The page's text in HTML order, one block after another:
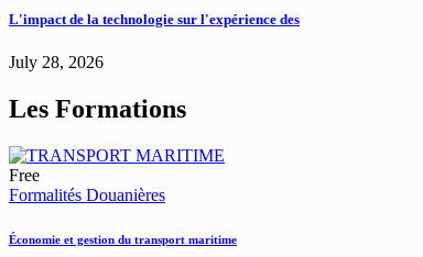
L'impact de la technologie sur l'expérience des
July 28, 2026
Les Formations
Free
Formalités Douanières
Économie et gestion du transport maritime